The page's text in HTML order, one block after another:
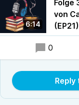
6:14
Folge
von
(EP21)
0